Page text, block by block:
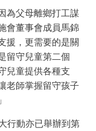
為父母離鄉打工謀
會董事會成員馬錦
援，更需要的是關
留守兒童第二個
兒童提供各種支
老師掌握留守孩子
行動亦已舉辦到第